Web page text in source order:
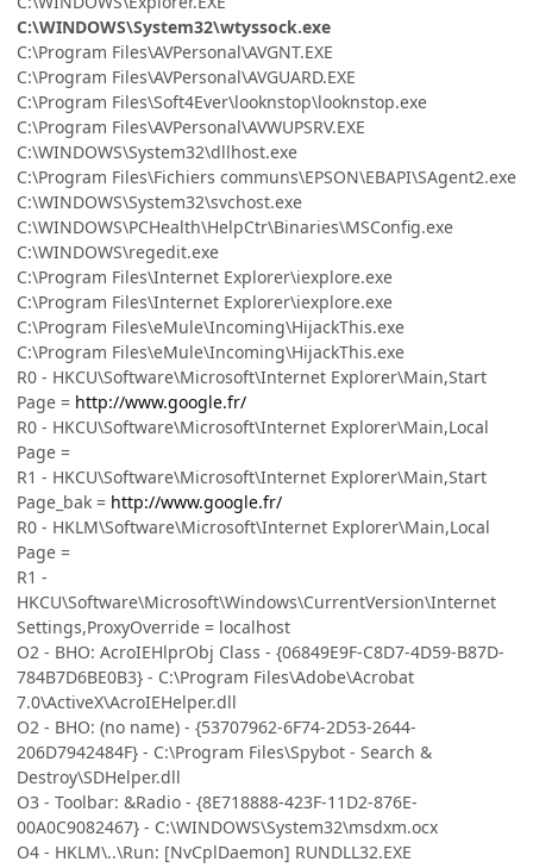
C:\WINDOWS\System32\wtyssock.exe
C:\Program Files\AVPersonal\AVGNT.EXE
C:\Program Files\AVPersonal\AVGUARD.EXE
C:\Program Files\Soft4Ever\looknstop\looknstop.exe
C:\Program Files\AVPersonal\AVWUPSRV.EXE
C:\WINDOWS\System32\dllhost.exe
C:\Program Files\Fichiers communs\EPSON\EBAPI\SAgent2.exe
C:\WINDOWS\System32\svchost.exe
C:\WINDOWS\PCHealth\HelpCtr\Binaries\MSConfig.exe
C:\WINDOWS\regedit.exe
C:\Program Files\Internet Explorer\iexplore.exe
C:\Program Files\Internet Explorer\iexplore.exe
C:\Program Files\eMule\Incoming\HijackThis.exe
C:\Program Files\eMule\Incoming\HijackThis.exe
R0 - HKCU\Software\Microsoft\Internet Explorer\Main,Start
Page = http://www.google.fr/
R0 - HKCU\Software\Microsoft\Internet Explorer\Main,Local
Page =
R1 - HKCU\Software\Microsoft\Internet Explorer\Main,Start
Page_bak = http://www.google.fr/
R0 - HKLM\Software\Microsoft\Internet Explorer\Main,Local
Page =
R1 -
HKCU\Software\Microsoft\Windows\CurrentVersion\Internet
Settings,ProxyOverride = localhost
O2 - BHO: AcroIEHlprObj Class - {06849E9F-C8D7-4D59-B87D-
784B7D6BE0B3} - C:\Program Files\Adobe\Acrobat
7.0\ActiveX\AcroIEHelper.dll
O2 - BHO: (no name) - {53707962-6F74-2D53-2644-
206D7942484F} - C:\Program Files\Spybot - Search &
Destroy\SDHelper.dll
O3 - Toolbar: &Radio - {8E718888-423F-11D2-876E-
00A0C9082467} - C:\WINDOWS\System32\msdxm.ocx
O4 - HKLM\..\Run: [NvCplDaemon] RUNDLL32.EXE